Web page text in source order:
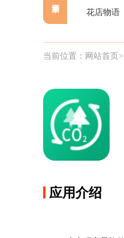
花店物语
当前位置： 网站首页>
应用介绍